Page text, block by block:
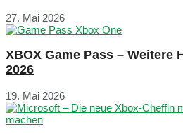
27. Mai 2026
XBOX Game Pass – Weitere
2026
19. Mai 2026